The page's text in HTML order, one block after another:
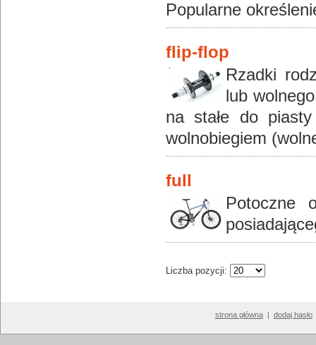
Popularne
flip-flop
Rzadki
lub
na stałe do
wolnobiegiem
full
Potoczne
Liczba pozycji:
strona główna | dodaj hasło